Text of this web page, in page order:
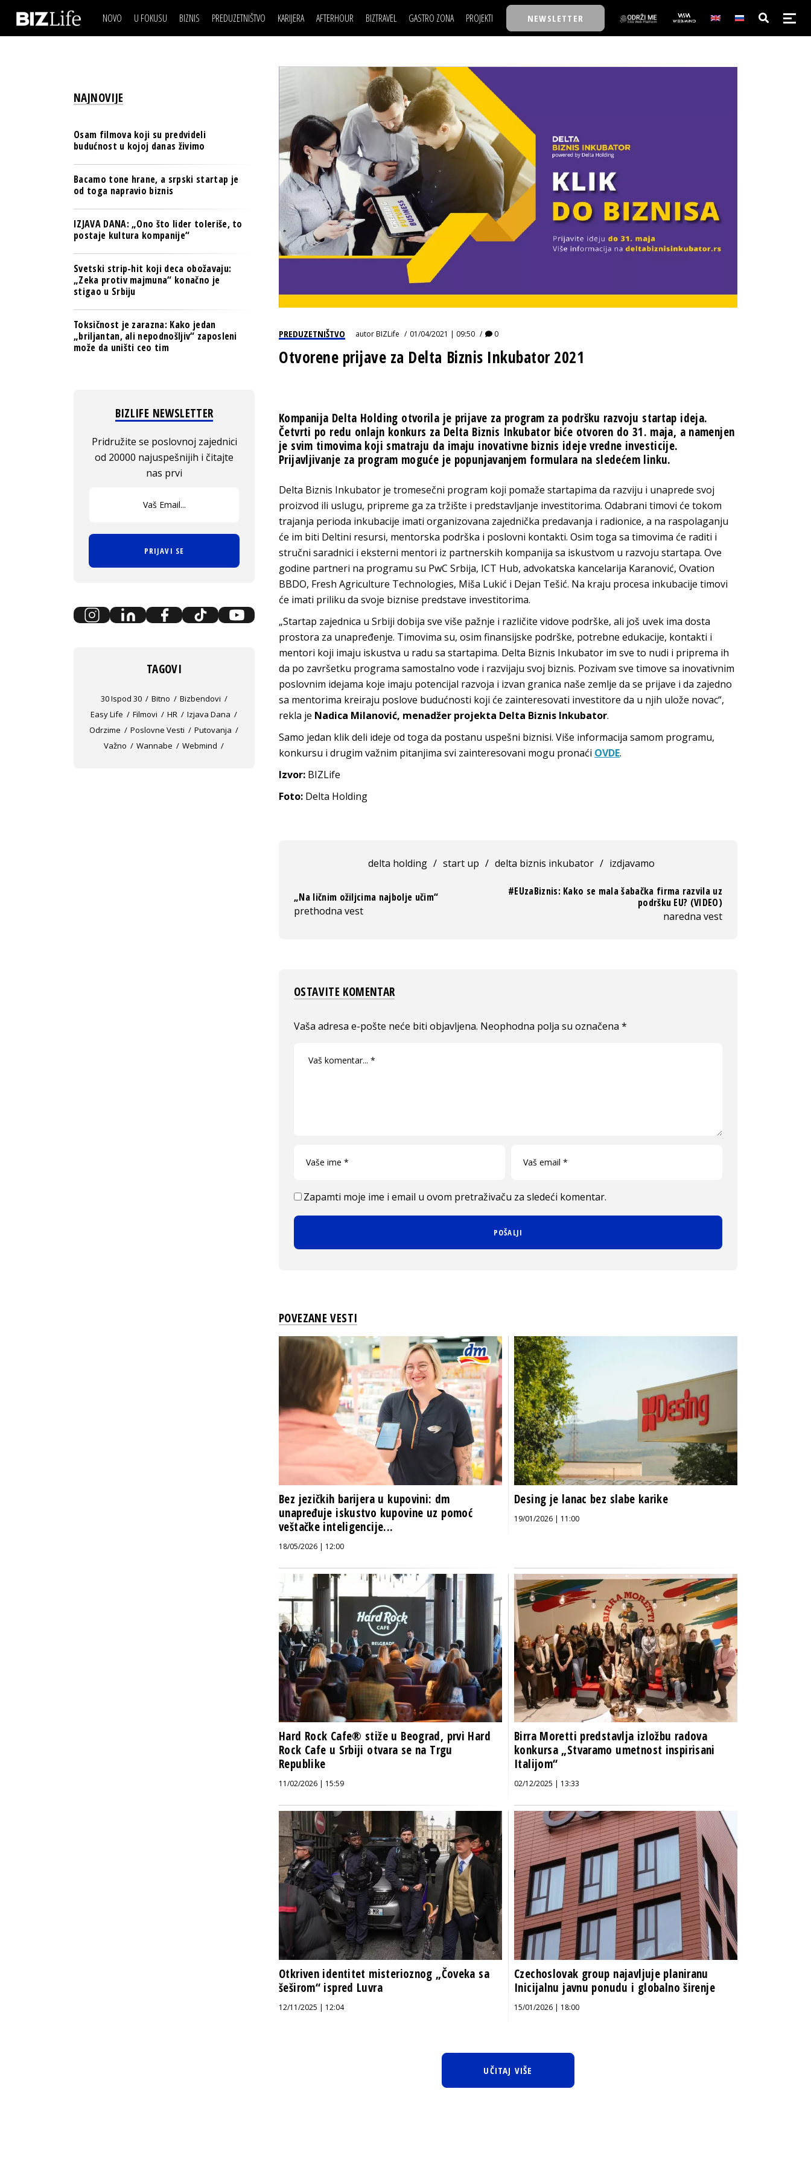
NOVO U FOKUSU BIZNIS
BANKE
OSIGURANJE
TECH I AI
BIZNIS & SPORT
PULS REGIONA
NOVO NA RAFU
PREDUZETNIŠTVO KARIJERA
MOJ UGAO
USAVRŠAVANJE
KNOW-HOW
AFTERHOUR
AUTO SVET
STIL
WELLBEING
BIZTRAVEL GASTRO ZONA PROJEKTI
TASTY TALKS
30 ISPOD 30
BACK TO OFFICE/SCHOOL
BIZBENDOVI
BIZKOLEGIJUM
BMW BIZNIS LIGA
BIZLIFE WEEK
IZJAVA GODINE
NEWSLETTER
IZJAVA DANABIZNIS SCENA
BREND I KOMUNIKACIJE
OSIGURANJE
TECH I AI
POSAO
MOJ UGAO
KNOW-HOW
FILM I SCENA
AUTO SVET
WELLBEING
NAJKOLEGA
30 ISPOD 30
BACK TO OFFICE/SCHOOL
BIZBENDOVI
BIZKOLEGIJUM
BMW BIZNIS LIGA
BIZLIFE WEEK
IZJAVA GODINE
PREDUZETNIŠTVO autorBIZLife 01/04/2021 | 09:50 0
Otvorene prijave za Delta Biznis Inkubator 2021
Kompanija Delta Holding otvorila je prijave za program za podršku razvoju startap ideja.
Četvrti po redu onlajn konkurs za Delta Biznis Inkubator biće otvoren do 31. maja, a namenjen
je svim timovima koji smatraju da imaju inovativne biznis ideje vredne investicije.
Prijavljivanje za program moguće je popunjavanjem formulara na sledećem linku.
Delta Biznis Inkubator je tromesečni program koji pomaže startapima da razviju i unaprede svoj
proizvod ili uslugu, pripreme ga za tržište i predstavljanje investitorima. Odabrani timovi će tokom
trajanja perioda inkubacije imati organizovana zajednička predavanja i radionice, a na raspolaganju
će im biti Deltini resursi, mentorska podrška i poslovni kontakti. Osim toga sa timovima će raditi i
stručni saradnici i eksterni mentori iz partnerskih kompanija sa iskustvom u razvoju startapa. Ove
godine partneri na programu su PwC Srbija, ICT Hub, advokatska kancelarija Karanović, Ovation
BBDO, Fresh Agriculture Technologies, Miša Lukić i Dejan Tešić. Na kraju procesa inkubacije timovi
će imati priliku da svoje biznise predstave investitorima.
„Startap zajednica u Srbiji dobija sve više pažnje i različite vidove podrške, ali još uvek ima dosta
prostora za unapređenje. Timovima su, osim finansijske podrške, potrebne edukacije, kontakti i
mentori koji imaju iskustva u radu sa startapima. Delta Biznis Inkubator im sve to nudi i priprema ih
da po završetku programa samostalno vode i razvijaju svoj biznis. Pozivam sve timove sa inovativnim
poslovnim idejama koje imaju potencijal razvoja i izvan granica naše zemlje da se prijave i da zajedno
sa mentorima kreiraju poslove budućnosti koji će zainteresovati investitore da u njih ulože novac“,
rekla je Nadica Milanović, menadžer projekta Delta Biznis Inkubator.
Samo jedan klik deli ideje od toga da postanu uspešni biznisi. Više informacija samom programu,
konkursu i drugim važnim pitanjima svi zainteresovani mogu pronaći OVDE.
Izvor: BIZLife
Foto: Delta Holding
delta holding / start up / delta biznis inkubator / izdjavamo
„Na ličnim ožiljcima najbolje učim“
prethodna vest
#EUzaBiznis: Kako se mala šabačka firma razvila uz
podršku EU? (VIDEO)
naredna vest
OSTAVITE KOMENTAR
Vaša adresa e-pošte neće biti objavljena. Neophodna polja su označena *
Zapamti moje ime i email u ovom pretraživaču za sledeći komentar.
POVEZANE VESTI
Bez jezičkih barijera u kupovini: dm
unapređuje iskustvo kupovine uz pomoć
veštačke inteligencije...
18/05/2026 | 12:00
Desing je lanac bez slabe karike
19/01/2026 | 11:00
Hard Rock Cafe® stiže u Beograd, prvi Hard
Rock Cafe u Srbiji otvara se na Trgu
Republike
11/02/2026 | 15:59
Birra Moretti predstavlja izložbu radova
konkursa „Stvaramo umetnost inspirisani
Italijom“
02/12/2025 | 13:33
Otkriven identitet misterioznog „Čoveka sa
šeširom“ ispred Luvra
12/11/2025 | 12:04
Czechoslovak group najavljuje planiranu
Inicijalnu javnu ponudu i globalno širenje
15/01/2026 | 18:00
UČITAJ VIŠE
NAJNOVIJE
Osam filmova koji su predvideli
budućnost u kojoj danas živimo
Bacamo tone hrane, a srpski startap je
od toga napravio biznis
IZJAVA DANA: „Ono što lider toleriše, to
postaje kultura kompanije“
Svetski strip-hit koji deca obožavaju:
„Zeka protiv majmuna“ konačno je
stigao u Srbiju
Toksičnost je zarazna: Kako jedan
„briljantan, ali nepodnošljiv“ zaposleni
može da uništi ceo tim
BIZLIFE NEWSLETTER
Pridružite se poslovnoj zajednici
od 20000 najuspešnijih i čitajte
nas prvi
PRIJAVI SE
TAGOVI
30 Ispod 30 Bitno
Bizbendovi
Easy Life
Filmovi HR
Izjava Dana
Odrzime
Poslovne Vesti
Putovanja
Važno
Wannabe Webmind